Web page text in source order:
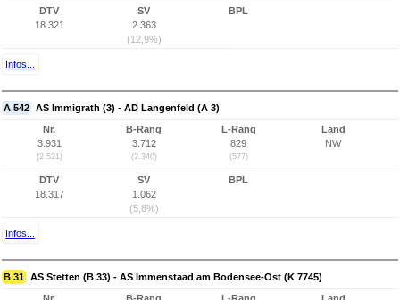
DTV
18.321
SV
2.363
(12,9%)
BPL
Infos...
A 542 AS Immigrath (3) - AD Langenfeld (A 3)
Nr.
3.931
(2.521)
B-Rang
3.712
(2.340)
L-Rang
829
(577)
Land
NW
DTV
18.317
SV
1.062
(5,8%)
BPL
Infos...
B 31 AS Stetten (B 33) - AS Immenstaad am Bodensee-Ost (K 7745)